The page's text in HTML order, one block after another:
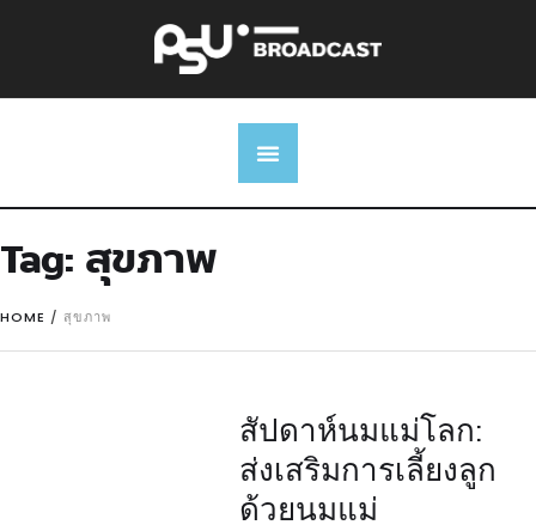
Tag: สุขภาพ
HOME / สุขภาพ
สัปดาห์นมแม่โลก:
ส่งเสริมการเลี้ยงลูก
ด้วยนมแม่